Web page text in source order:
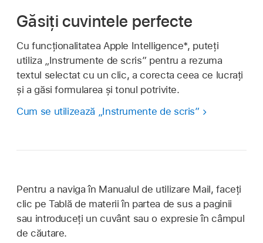
Găsiți cuvintele perfecte
Cu funcționalitatea Apple Intelligence*, puteți
utiliza „Instrumente de scris” pentru a rezuma
textul selectat cu un clic, a corecta ceea ce lucrați
și a găsi formularea și tonul potrivite.
Cum se utilizează „Instrumente de scris”
Pentru a naviga în Manualul de utilizare Mail, faceți
clic pe Tablă de materii în partea de sus a paginii
sau introduceți un cuvânt sau o expresie în câmpul
de căutare.